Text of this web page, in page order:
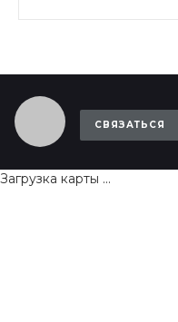
СВЯЗАТЬСЯ
Загрузка карты ...